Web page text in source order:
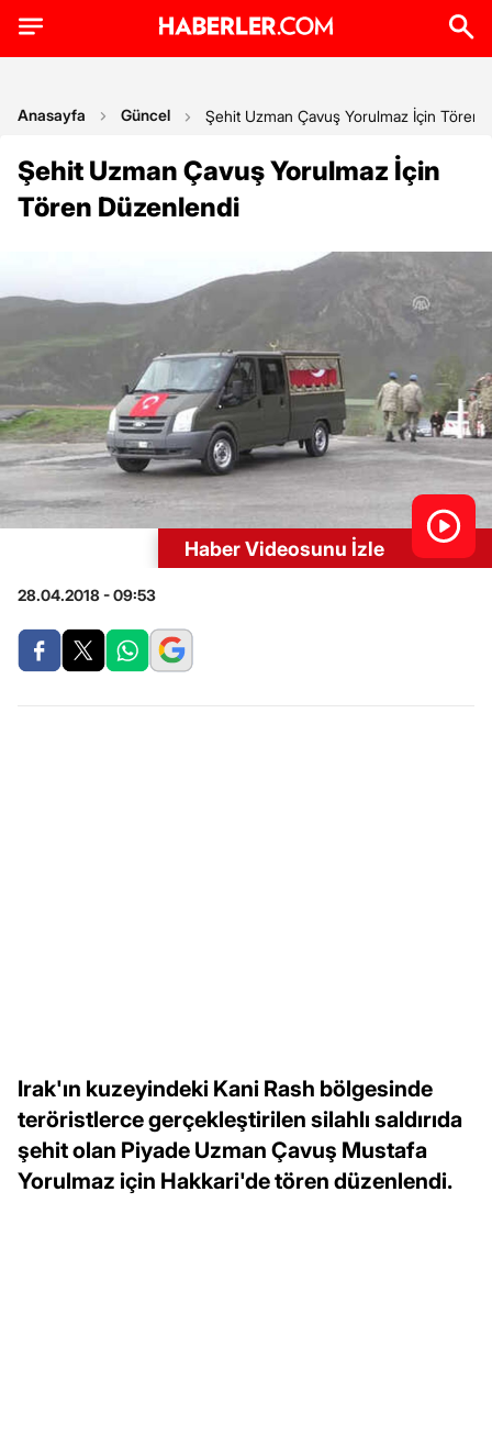
Anasayfa Güncel Şehit Uzman Çavuş Yorulmaz İçin Tören
Şehit Uzman Çavuş Yorulmaz İçin
Tören Düzenlendi
Haber Videosunu İzle
28.04.2018 - 09:53
Irak'ın kuzeyindeki Kani Rash bölgesinde
teröristlerce gerçekleştirilen silahlı saldırıda
şehit olan Piyade Uzman Çavuş Mustafa
Yorulmaz için Hakkari'de tören düzenlendi.